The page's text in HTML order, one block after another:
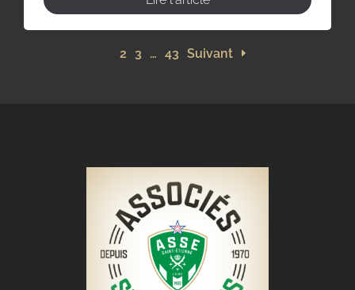
2 3 … 43 Suivant